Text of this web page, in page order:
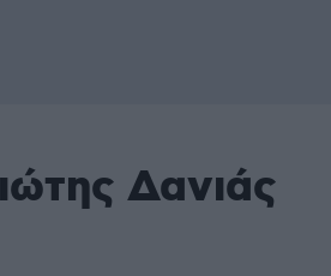
Δανιάς